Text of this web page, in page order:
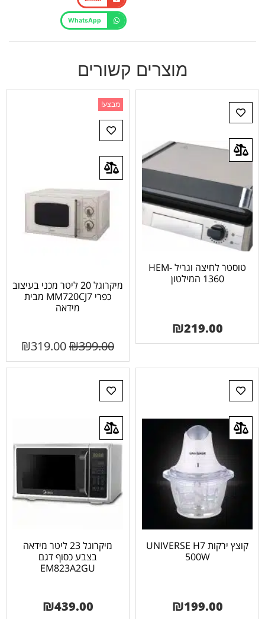
WhatsApp
מוצרים קשורים
טוסטר לחיצה וגריל HEM-
1360 המילטון
₪219.00
מבצע!
מיקרוגל 20 ליטר מכני בעיצוב
כפרי MM720CJ7 מבית
מידאה
₪399.00
₪319.00
קוצץ ירקות UNIVERSE H7
500W
₪199.00
מיקרוגל 23 ליטר מידאה
בצבע כסוף דגם
EM823A2GU
₪439.00